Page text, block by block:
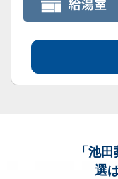
「池田
選